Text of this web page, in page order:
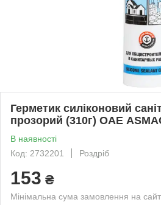
Герметик силіконовий
прозорий (310г) ОАЕ
В наявності
Код: 2732201
Роздріб
153 ₴
Мінімальна сума замовлення на